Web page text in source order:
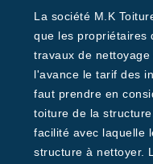
La société M.K
que les propriétaires
travaux de
l'avance le tarif des
faut prendre en
toiture de la
facilité avec laquelle
structure à nettoyer.